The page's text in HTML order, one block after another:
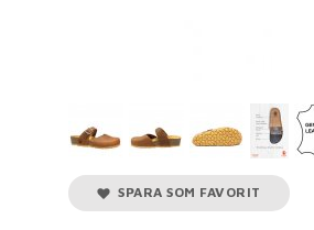
SPARA SOM FAVORIT